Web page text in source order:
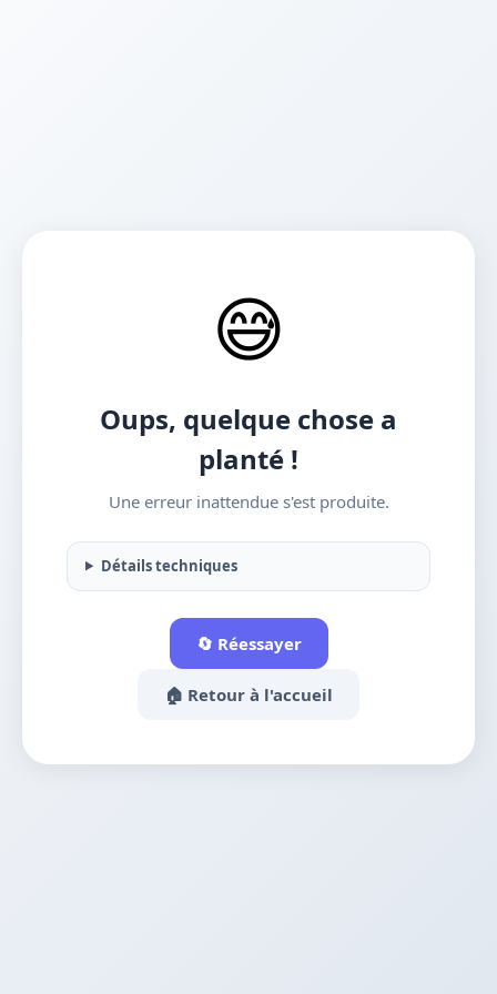
😅
Oups, quelque chose a
planté !
Une erreur inattendue s'est produite.
Détails techniques
🔄 Réessayer
🏠 Retour à l'accueil